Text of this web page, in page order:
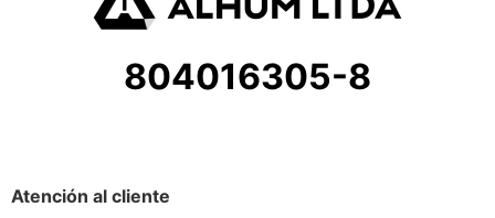
804016305-8
Atención al cliente